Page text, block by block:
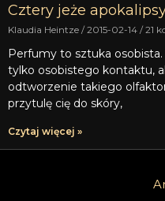
Cztery jeże
Klaudia Heintze 2015-02-14 21
Perfumy to sztuka
tylko osobistego kontaktu,
odtworzenie takiego
przytulę cię do skóry,
Czytaj więcej »